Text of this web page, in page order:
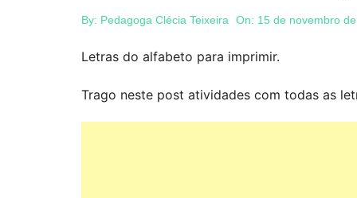
By: Pedagoga Clécia Teixeira On: 15 de novembro
Letras do alfabeto para imprimir.
Trago neste post atividades com todas as